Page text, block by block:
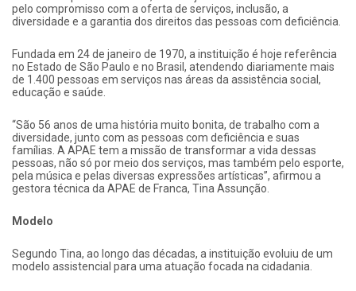
pelo compromisso com a oferta de serviços, inclusão, a
diversidade e a garantia dos direitos das pessoas com deficiência.
Fundada em 24 de janeiro de 1970, a instituição é hoje referência
no Estado de São Paulo e no Brasil, atendendo diariamente mais
de 1.400 pessoas em serviços nas áreas da assistência social,
educação e saúde.
“São 56 anos de uma história muito bonita, de trabalho com a
diversidade, junto com as pessoas com deficiência e suas
famílias. A APAE tem a missão de transformar a vida dessas
pessoas, não só por meio dos serviços, mas também pelo esporte,
pela música e pelas diversas expressões artísticas”, afirmou a
gestora técnica da APAE de Franca, Tina Assunção.
Modelo
Segundo Tina, ao longo das décadas, a instituição evoluiu de um
modelo assistencial para uma atuação focada na cidadania.